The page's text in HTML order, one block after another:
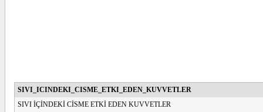
SIVI_ICINDEKI_CISME_ETKI_EDEN_KUVVETLER
SIVI İÇİNDEKİ CİSME ETKİ EDEN KUVVETLER